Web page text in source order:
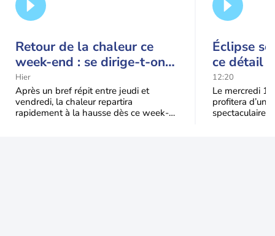
Retour de la chaleur ce
week-end : se dirige-t-on
vers une cinquième vague
de chaleur en France ?
Hier
Après un bref répit entre jeudi et
vendredi, la chaleur repartira
rapidement à la hausse dès ce week-
Éclipse
ce détail
spectacle
12:20
Le mercredi
profitera
spectaculaire,